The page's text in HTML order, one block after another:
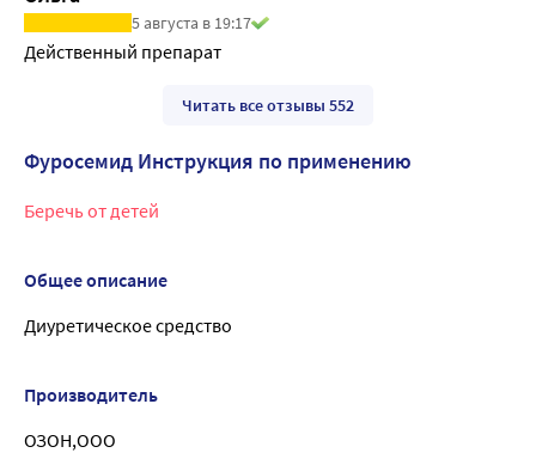
5 августа в 19:17
Действенный препарат
Читать все отзывы 552
Фуросемид Инструкция по применению
Беречь от детей
Общее описание
Диуретическое средство
Производитель
ОЗОН,ООО